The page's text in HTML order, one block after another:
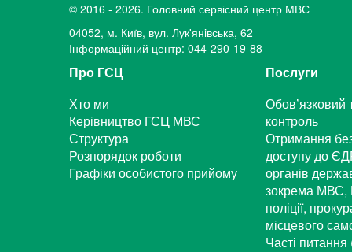
© 2016 - 2026. Головний сервісний центр МВС
04052, м. Київ, вул. Лук'янiвська, 62
Інформаційний центр: 044-290-19-88
Про ГСЦ
Хто ми
Керівництво ГСЦ МВС
Структура
Розпорядок роботи
Графіки особистого прийому
Послуги
Обов’язковий
контроль
Отримання
доступу до
органів
зокрема МВС,
поліції,
місцевого
Часті питання